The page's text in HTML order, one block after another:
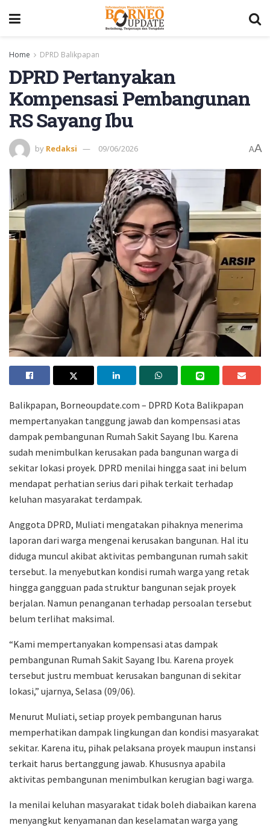
Home DPRD Balikpapan
DPRD Pertanyakan
Kompensasi Pembangunan
RS Sayang Ibu
by Redaksi 09/06/2026 AA
Balikpapan, Borneoupdate.com – DPRD Kota Balikpapan
mempertanyakan tanggung jawab dan kompensasi atas
dampak pembangunan Rumah Sakit Sayang Ibu. Karena
sudah menimbulkan kerusakan pada bangunan warga di
sekitar lokasi proyek. DPRD menilai hingga saat ini belum
mendapat perhatian serius dari pihak terkait terhadap
keluhan masyarakat terdampak.
Anggota DPRD, Muliati mengatakan pihaknya menerima
laporan dari warga mengenai kerusakan bangunan. Hal itu
diduga muncul akibat aktivitas pembangunan rumah sakit
tersebut. Ia menyebutkan kondisi rumah warga yang retak
hingga gangguan pada struktur bangunan sejak proyek
berjalan. Namun penanganan terhadap persoalan tersebut
belum terlihat maksimal.
“Kami mempertanyakan kompensasi atas dampak
pembangunan Rumah Sakit Sayang Ibu. Karena proyek
tersebut justru membuat kerusakan bangunan di sekitar
lokasi,” ujarnya, Selasa (09/06).
Menurut Muliati, setiap proyek pembangunan harus
memperhatikan dampak lingkungan dan kondisi masyarakat
sekitar. Karena itu, pihak pelaksana proyek maupun instansi
terkait harus bertanggung jawab. Khususnya apabila
aktivitas pembangunan menimbulkan kerugian bagi warga.
Ia menilai keluhan masyarakat tidak boleh diabaikan karena
menyangkut kenyamanan dan keselamatan warga yang